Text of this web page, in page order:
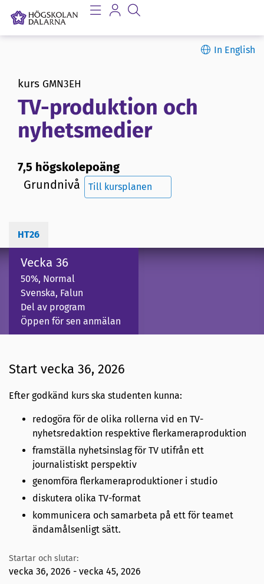
In English
kurs GMN3EH
TV-produktion och
nyhetsmedier
7,5 högskolepoäng
Grundnivå
Till kursplanen
HT26
Vecka 36
50%, Normal
Svenska, Falun
Del av program
Öppen för sen anmälan
Start vecka 36, 2026
Efter godkänd kurs ska studenten kunna:
redogöra för de olika rollerna vid en TV-
nyhetsredaktion respektive flerkameraproduktion
framställa nyhetsinslag för TV utifrån ett
journalistiskt perspektiv
genomföra flerkameraproduktioner i studio
diskutera olika TV-format
kommunicera och samarbeta på ett för teamet
ändamålsenligt sätt.
Startar och slutar:
vecka 36, 2026 - vecka 45, 2026